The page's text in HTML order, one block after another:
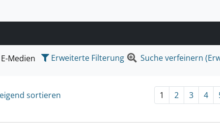
suchen wollen.
E-Medien Erweiterte Filterung Suche verfeinern
sortieren 1 2 3 4